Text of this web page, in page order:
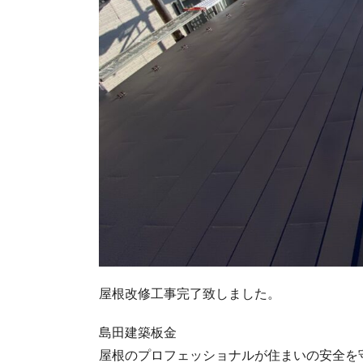
屋根改修工事完了致しました。
島田建築板金
屋根のプロフェッショナルが住まいの安全を